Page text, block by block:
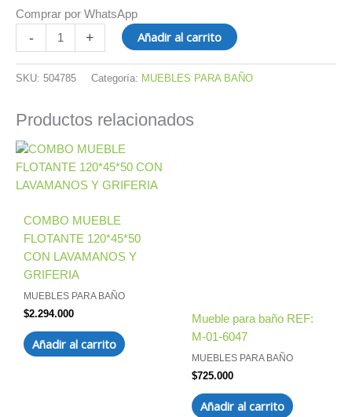
Comprar por WhatsApp
- + Añadir al carrito
SKU: 504785 Categoría: MUEBLES PARA BAÑO
Productos relacionados
COMBO MUEBLE
FLOTANTE 120*45*50
CON LAVAMANOS Y
GRIFERIA
MUEBLES PARA BAÑO
$2.294.000
Añadir al carrito
Mueble para baño REF:
M-01-6047
MUEBLES PARA BAÑO
$725.000
Añadir al carrito